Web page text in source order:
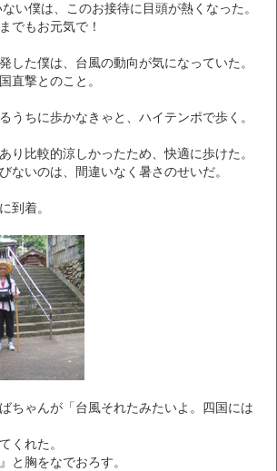
い僕は、このお接待に目頭が熱くなった。
でもお元気で！
した僕は、台風の動向が気になっていた。
直撃とのこと。
うちに歩かなきゃと、ハイテンポで歩く。
り比較的涼しかったため、快適に歩けた。
ないのは、間違いなく暑さのせいだ。
到着。
ちゃんが「台風それたみたいよ。四国には
くれた。
と胸をなでおろす。